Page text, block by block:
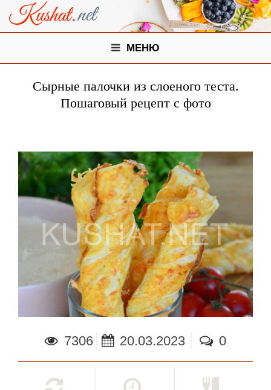
МЕНЮ
Сырные палочки из слоеного теста.
Пошаговый рецепт с фото
7306 20.03.2023 0